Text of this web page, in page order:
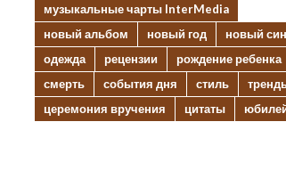
музыкальные чарты InterMedia
новый альбом
новый год
новый
одежда
рецензии
рождение ребенка
смерть
события дня стиль
церемония вручения
цитаты